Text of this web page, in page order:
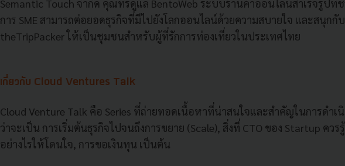
Semantic Touch จำกัด คุณทรดูแล BentoWeb ระบบร้านค้าออนไลน์สำเร็จรูปที่
การ SME สามารถต่อยอดธุรกิจที่มีไปยังโลกออนไลน์ด้วยความสบายใจ และสนุกกั
theTripPacker ให้เป็นชุมชนสำหรับผู้ที่รักการท่องเที่ยวในประเทศไทย
เกี่ยวกับ Cloud Ventures Talk
Cloud Venture Talk คือ Series ที่ถ่ายทอดเนื้อหาที่น่าสนใจและสำคัญในการดำเ
ว่าจะเป็น การเริ่มต้นธุรกิจไปจนถึงการขยาย (Scale), สิ่งที่ CTO ของ Startup คว
อย่างไรให้โดนใจ, การขอเงินทุน เป็นต้น